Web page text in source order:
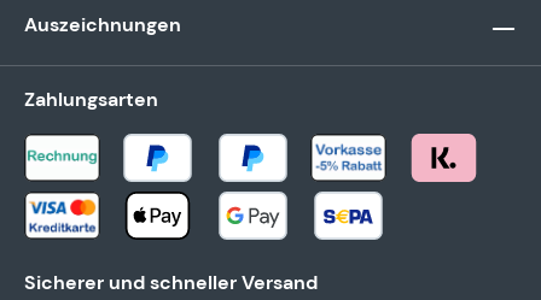
Auszeichnungen
Zahlungsarten
Sicherer und schneller Versand